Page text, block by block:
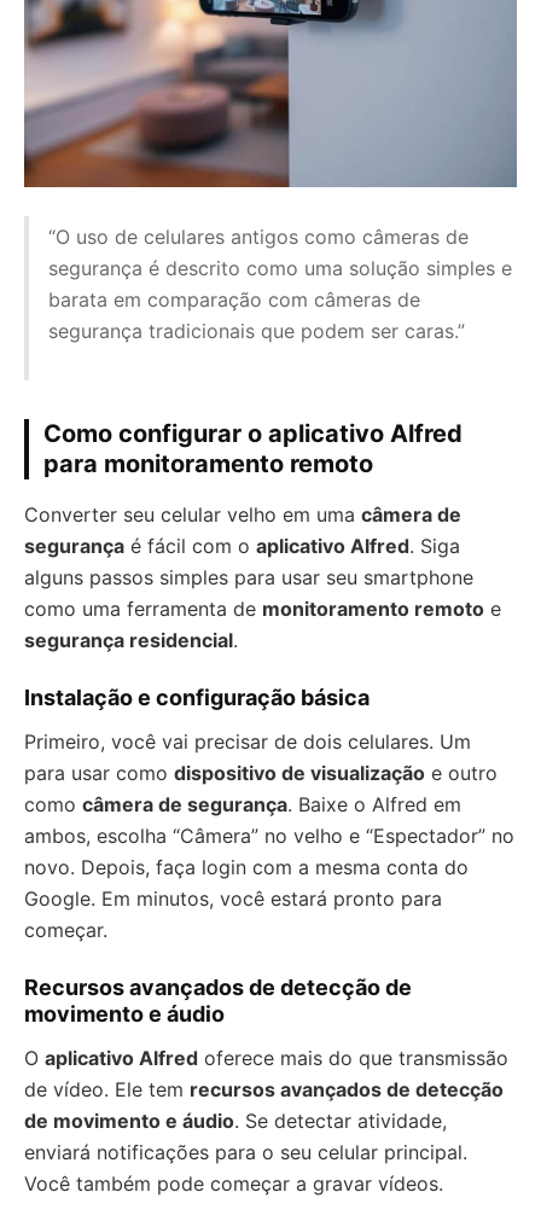
“O uso de celulares antigos como câmeras de
segurança é descrito como uma solução simples e
barata em comparação com câmeras de
segurança tradicionais que podem ser caras.”
Como configurar o aplicativo Alfred
para monitoramento remoto
Converter seu celular velho em uma câmera de
segurança é fácil com o aplicativo Alfred. Siga
alguns passos simples para usar seu smartphone
como uma ferramenta de monitoramento remoto e
segurança residencial.
Instalação e configuração básica
Primeiro, você vai precisar de dois celulares. Um
para usar como dispositivo de visualização e outro
como câmera de segurança. Baixe o Alfred em
ambos, escolha “Câmera” no velho e “Espectador” no
novo. Depois, faça login com a mesma conta do
Google. Em minutos, você estará pronto para
começar.
Recursos avançados de detecção de
movimento e áudio
O aplicativo Alfred oferece mais do que transmissão
de vídeo. Ele tem recursos avançados de detecção
de movimento e áudio. Se detectar atividade,
enviará notificações para o seu celular principal.
Você também pode começar a gravar vídeos.